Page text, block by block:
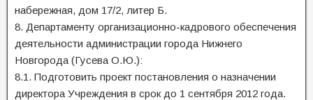
набережная, дом 17/2, литер Б.
8. Департаменту организационно-кадрового обеспечения
деятельности администрации города Нижнего
Новгорода (Гусева О.Ю.):
8.1. Подготовить проект постановления о назначении
директора Учреждения в срок до 1 сентября 2012 года.